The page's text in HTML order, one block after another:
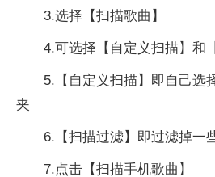
3.选择【扫描歌曲】
4.可选择【自定义扫描】和
5.【自定义扫描】即自己选
夹
6.【扫描过滤】即过滤掉一
7.点击【扫描手机歌曲】